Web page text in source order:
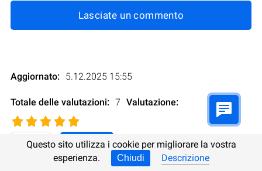
Lasciate un commento
Aggiornato: 5.12.2025 15:55
Totale delle valutazioni: 7 Valutazione:
Questo sito utilizza i cookie per migliorare la vostra
esperienza.
Chiudi Descrizione